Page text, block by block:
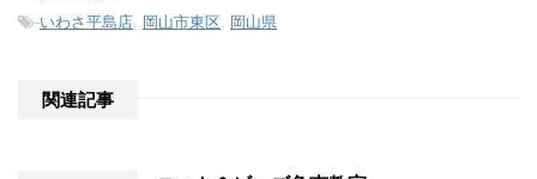
-いわさ平島店 岡山市東区 岡山県
関連記事